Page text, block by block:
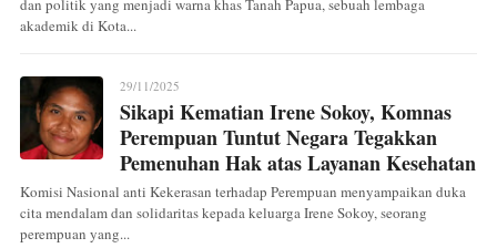
dan politik yang menjadi warna khas Tanah Papua, sebuah lembaga
akademik di Kota...
29/11/2025
Sikapi Kematian Irene Sokoy, Komnas
Perempuan Tuntut Negara Tegakkan
Pemenuhan Hak atas Layanan Kesehatan
Komisi Nasional anti Kekerasan terhadap Perempuan menyampaikan duka
cita mendalam dan solidaritas kepada keluarga Irene Sokoy, seorang
perempuan yang...